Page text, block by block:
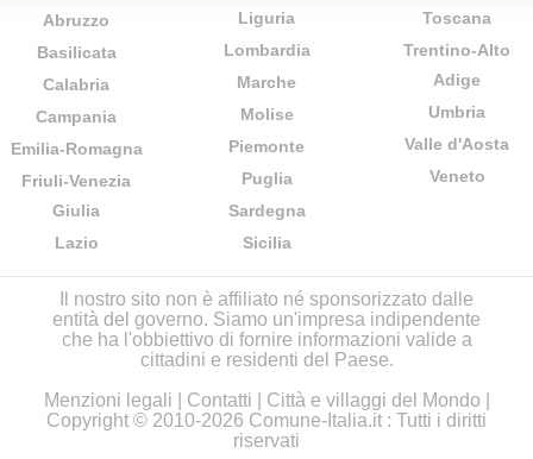
Abruzzo
Basilicata
Calabria
Campania
Emilia-Romagna
Friuli-Venezia
Giulia
Lazio
Liguria
Lombardia
Marche
Molise
Piemonte
Puglia
Sardegna
Sicilia
Toscana
Trentino-Alto
Adige
Umbria
Valle d'Aosta
Veneto
Il nostro sito non è affiliato né sponsorizzato dalle
entità del governo. Siamo un'impresa indipendente
che ha l'obbiettivo di fornire informazioni valide a
cittadini e residenti del Paese.
Menzioni legali
Contatti Città e villaggi del Mondo
Copyright © 2010-2026 Comune-Italia.it : Tutti i diritti
riservati